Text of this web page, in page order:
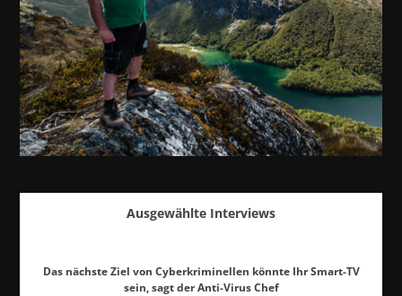
Ausgewählte Interviews
Das nächste Ziel von Cyberkriminellen könnte Ihr Smart-TV
sein, sagt der Anti-Virus Chef